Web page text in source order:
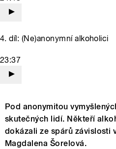
4. díl: (Ne)anonymní alkoholici
23:37
Pod anonymitou
skutečných lidí. Někteří
dokázali ze spárů závislosti
Magdalena Šorelová.